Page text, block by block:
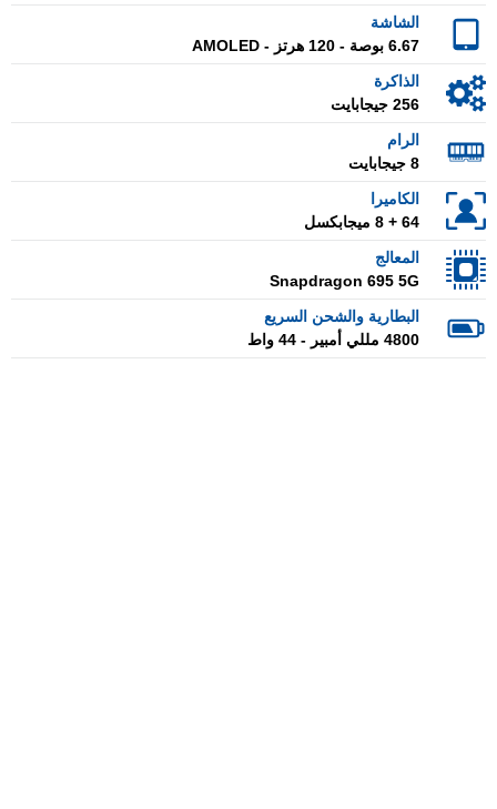
الشاشة
6.67 بوصة - 120 هرتز - AMOLED
الذاكرة
256 جيجابايت
الرام
8 جيجابايت
الكاميرا
64 + 8 ميجابكسل
المعالج
Snapdragon 695 5G
البطارية والشحن السريع
4800 مللي أمبير - 44 واط